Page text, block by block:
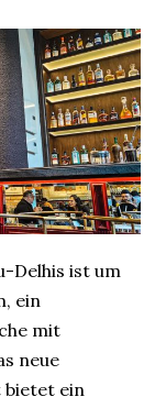
Delhis ist um
ein
mit
neue
ein